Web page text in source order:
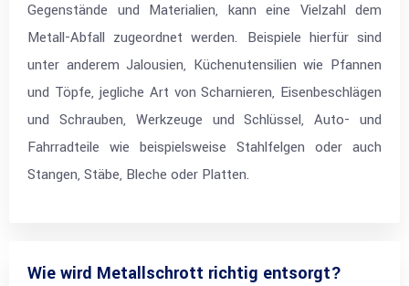
Gegenstände und Materialien, kann eine Vielzahl dem
Metall-Abfall zugeordnet werden. Beispiele hierfür sind
unter anderem Jalousien, Küchenutensilien wie Pfannen
und Töpfe, jegliche Art von Scharnieren, Eisenbeschlägen
und Schrauben, Werkzeuge und Schlüssel, Auto- und
Fahrradteile wie beispielsweise Stahlfelgen oder auch
Stangen, Stäbe, Bleche oder Platten.
Wie wird Metallschrott richtig entsorgt?